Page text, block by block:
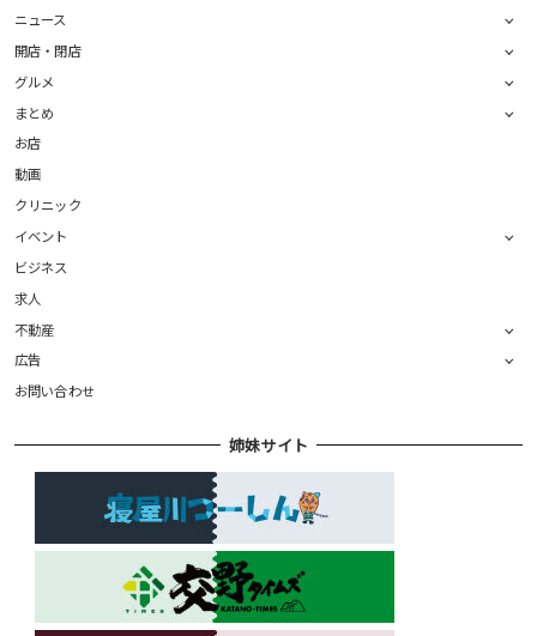
ニュース
開店・閉店
グルメ
まとめ
お店
動画
クリニック
イベント
ビジネス
求人
不動産
広告
お問い合わせ
姉妹サイト